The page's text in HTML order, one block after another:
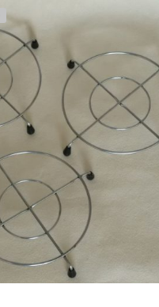
€11,50